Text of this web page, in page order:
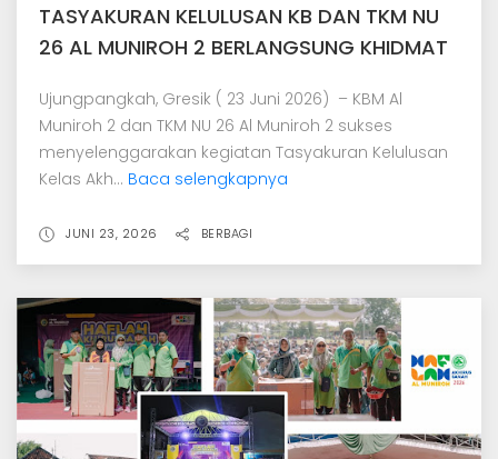
TASYAKURAN KELULUSAN KB DAN TKM NU
26 AL MUNIROH 2 BERLANGSUNG KHIDMAT
Ujungpangkah, Gresik ( 23 Juni 2026) – KBM Al
Muniroh 2 dan TKM NU 26 Al Muniroh 2 sukses
menyelenggarakan kegiatan Tasyakuran Kelulusan
Kelas Akh... Baca selengkapnya
JUNI 23, 2026 BERBAGI